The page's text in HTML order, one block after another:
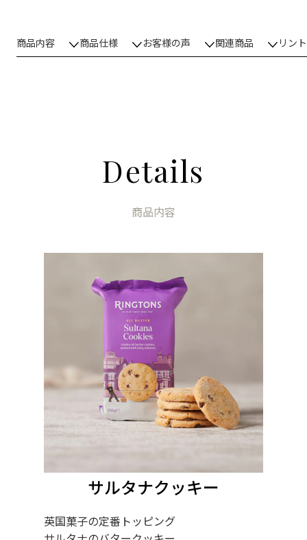
商品内容 商品仕様 お客様の声 関連商品 リン
Details
商品内容
サルタナクッキー
英国菓子の定番トッピング